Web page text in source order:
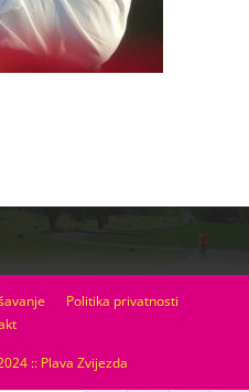
Politika privatnosti
:: Plava Zvijezda